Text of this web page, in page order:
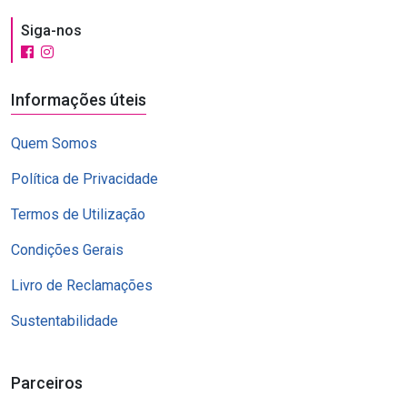
Siga-nos
Informações úteis
Quem Somos
Política de Privacidade
Termos de Utilização
Condições Gerais
Livro de Reclamações
Sustentabilidade
Parceiros